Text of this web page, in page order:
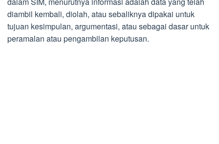
diambil kembali, diolah, atau sebaliknya dipakai untuk
tujuan kesimpulan, argumentasi, atau sebagai dasar untuk
peramalan atau pengambilan keputusan.